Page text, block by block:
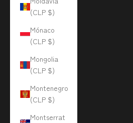
(CLP $)
Mónaco
(CLP $)
Mongolia
(CLP $)
Montenegro
(CLP $)
Montserrat